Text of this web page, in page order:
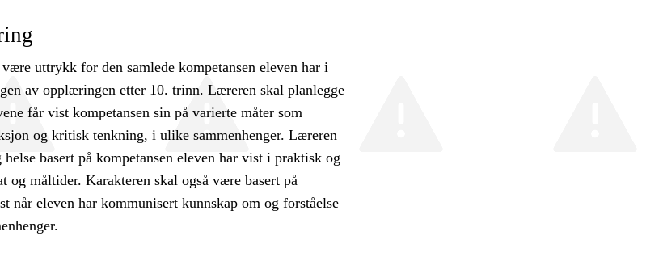
uttrykk for den samlede kompetansen eleven har i
av opplæringen etter 10. trinn. Læreren skal planlegge
får vist kompetansen sin på varierte måter som
og kritisk tenkning, i ulike sammenhenger. Læreren
basert på kompetansen eleven har vist i praktisk og
og måltider. Karakteren skal også være basert på
når eleven har kommunisert kunnskap om og forståelse